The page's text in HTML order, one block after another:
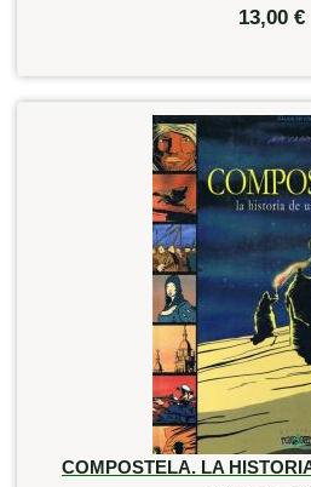
13,00 €
COMPOSTELA. LA